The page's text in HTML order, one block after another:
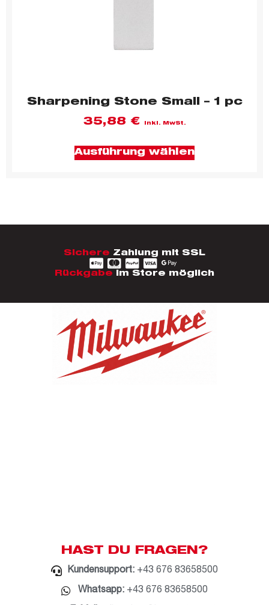
Sharpening Stone Small – 1 pc
35,88 € inkl. MwSt.
Ausführung wählen
Sichere Zahlung mit SSL
Rückgabe im Store möglich
HAST DU FRAGEN?
Kundensupport: +43 676 83658500
Whatsapp:+43 676 83658500